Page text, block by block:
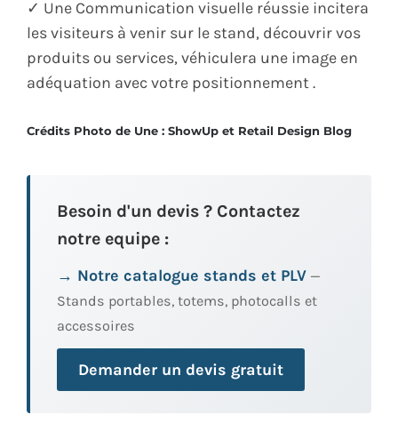
✓ Une Communication visuelle réussie incitera
les visiteurs à venir sur le stand, découvrir vos
produits ou services, véhiculera une image en
adéquation avec votre positionnement .
Crédits Photo de Une : ShowUp et Retail Design Blog
Besoin d'un devis ? Contactez
notre equipe :
→ Notre catalogue stands et PLV —
Stands portables, totems, photocalls et
accessoires
Demander un devis gratuit